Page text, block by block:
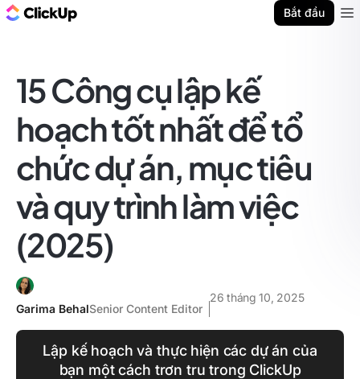
Bắt đầu
15 Công cụ lập kế
hoạch tốt nhất để tổ
chức dự án, mục tiêu
và quy trình làm việc
(2025)
Garima BehalSenior Content Editor
26 tháng 10, 2025
Lập kế hoạch và thực hiện các dự án của
bạn một cách trơn tru trong ClickUp